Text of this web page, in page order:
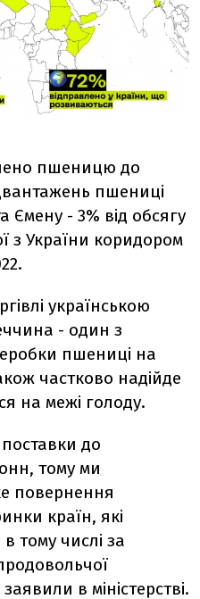
пшеницю до
пшениці
- 3% від обсягу
з України коридором
українською
- один з
пшениці на
частково надійде
на межі голоду.
до
тому ми
повернення
країн, які
тому числі за
в міністерстві.